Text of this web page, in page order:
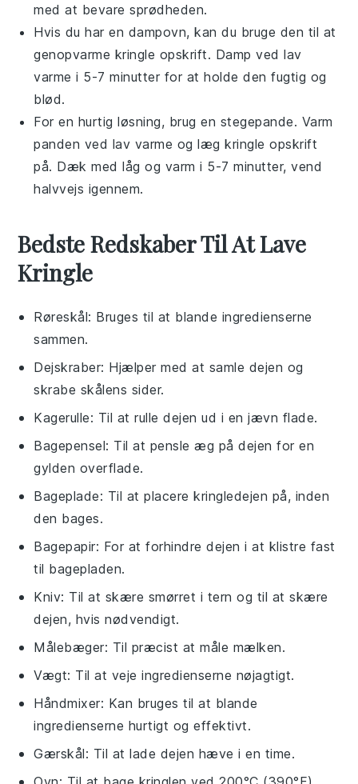
med at bevare sprødheden.
Hvis du har en dampovn, kan du bruge den til at
genopvarme kringle opskrift. Damp ved lav
varme i 5-7 minutter for at holde den fugtig og
blød.
For en hurtig løsning, brug en stegepande. Varm
panden ved lav varme og lægkringle opskrift
på. Dæk med låg og varm i 5-7 minutter, vend
halvvejs igennem.
Bedste Redskaber Til At Lave
Kringle
Røreskål: Bruges til at blande ingredienserne
sammen.
Dejskraber: Hjælper med at samle dejen og
skrabe skålens sider.
Kagerulle: Til at rulle dejen ud i en jævn flade.
Bagepensel: Til at pensle æg på dejen for en
gylden overflade.
Bageplade: Til at placere kringledejen på, inden
den bages.
Bagepapir: For at forhindre dejen i at klistre fast
til bagepladen.
Kniv: Til at skære smørret i tern og til at skære
dejen, hvis nødvendigt.
Målebæger: Til præcist at måle mælken.
Vægt: Til at veje ingredienserne nøjagtigt.
Håndmixer: Kan bruges til at blande
ingredienserne hurtigt og effektivt.
Gærskål: Til at lade dejen hæve i en time.